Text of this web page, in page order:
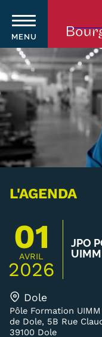
Aller
au
contenu
principal
MENU
principale
Qui sommes-
Le
Le
Nos
Où sommes-
Carte
BFC
L'AGENDA
01
AVRIL
2026
JPO
Dole
Pôle Formation
de Dole, 5B Rue
39100 Dole